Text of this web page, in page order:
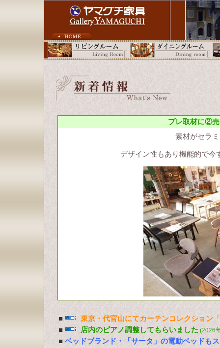
プレ取材に②売
素材がセラ
デザイン性もあり機能的で今
■
東京・代官山にてカーテンコレクション
■
店内のピアノ調整してもらいました (2026
■ ベッドブランド・「サータ」の電動ベッドも